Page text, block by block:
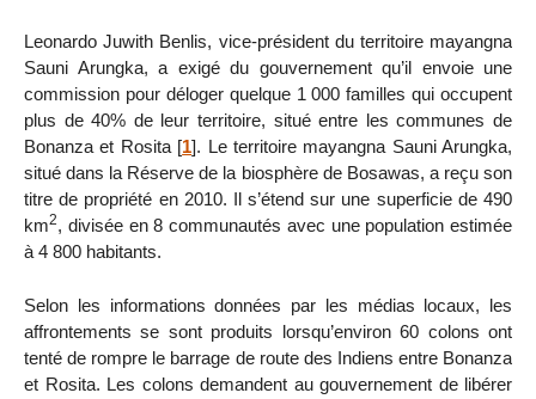
Leonardo Juwith Benlis, vice-président du territoire mayangna
Sauni Arungka, a exigé du gouvernement qu’il envoie une
commission pour déloger quelque 1 000 familles qui occupent
plus de 40% de leur territoire, situé entre les communes de
Bonanza et Rosita[1]. Le territoire mayangna Sauni Arungka,
situé dans la Réserve de la biosphère de Bosawas, a reçu son
titre de propriété en 2010. Il s’étend sur une superficie de 490
km2, divisée en 8 communautés avec une population estimée
à 4 800 habitants.
Selon les informations données par les médias locaux, les
affrontements se sont produits lorsqu’environ 60 colons ont
tenté de rompre le barrage de route des Indiens entre Bonanza
et Rosita. Les colons demandent au gouvernement de libérer